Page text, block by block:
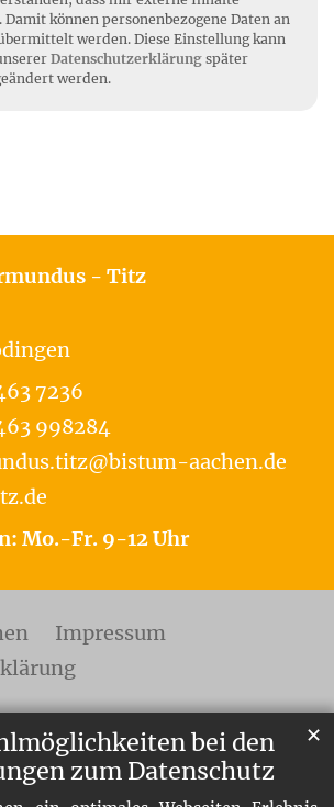
bei den
zum Datenschutz
✕
können personenbezogene Daten an
werden. Diese Einstellung kann
Datenschutzerklärung später
werden.
- Titz
7236
998284
aachen.de
Mo.-Fr. 9-12 Uhr
Impressum